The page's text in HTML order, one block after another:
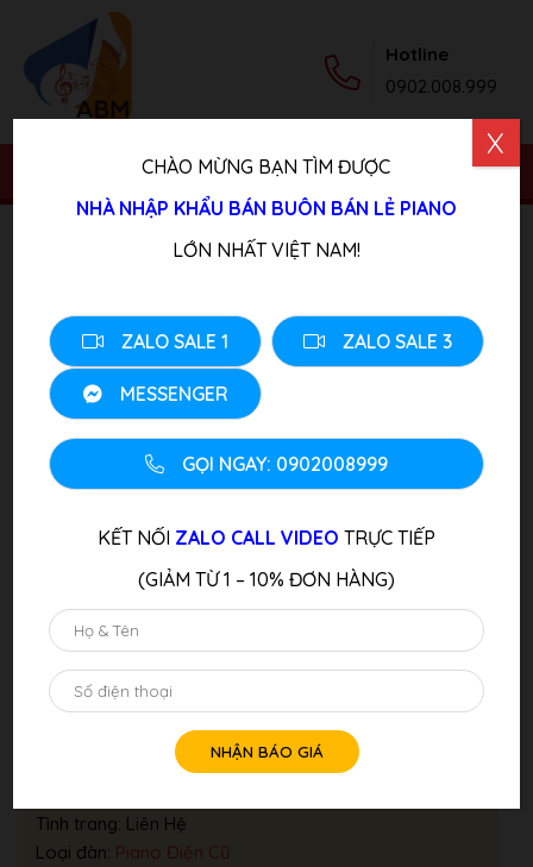
Hotline
0902.008.999
Trang chủ/ Sản phẩm/Piano Điện Cũ/ Đàn Piano Điện
Đàn Piano Điện YAMAHA P125 BK
Tình trang: Liên Hệ
Loại đàn: Piano Điện Cũ
CHÀO MỪNG BẠN TÌM ĐƯỢC
NHÀ NHẬP KHẨU BÁN BUÔN BÁN LẺ PIANO
LỚN NHẤT VIỆT NAM!
ZALO SALE 1 ZALO SALE 3
MESSENGER
GỌI NGAY: 0902008999
KẾT NỐI ZALO CALL VIDEO TRỰC TIẾP
(GIẢM TỪ 1 – 10% ĐƠN HÀNG)
X